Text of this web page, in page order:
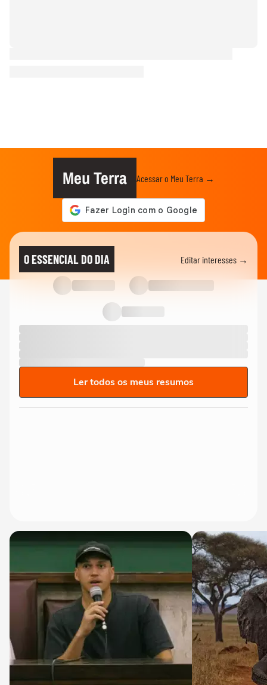
Meu Terra Acessar o Meu Terra →
O ESSENCIAL DO DIA Editar interesses →
Ler todos os meus resumos